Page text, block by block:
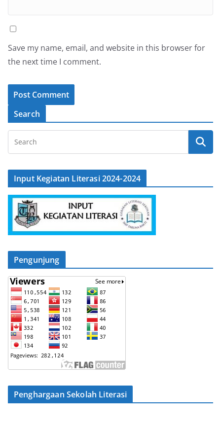
Save my name, email, and website in this browser for
the next time I comment.
Search
Input Kegiatan Literasi 2024-2024
Pengunjung
Penghargaan Sekolah Literasi